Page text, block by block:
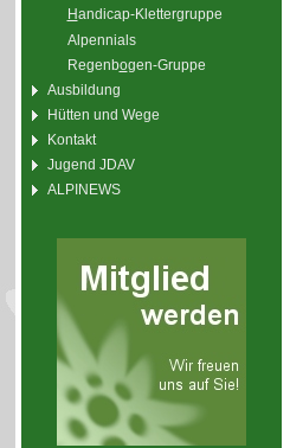
Handicap-Klettergruppe
Alpennials
Regenbogen-Gruppe
Ausbildung
Hütten und Wege
Kontakt
Jugend JDAV
ALPINEWS